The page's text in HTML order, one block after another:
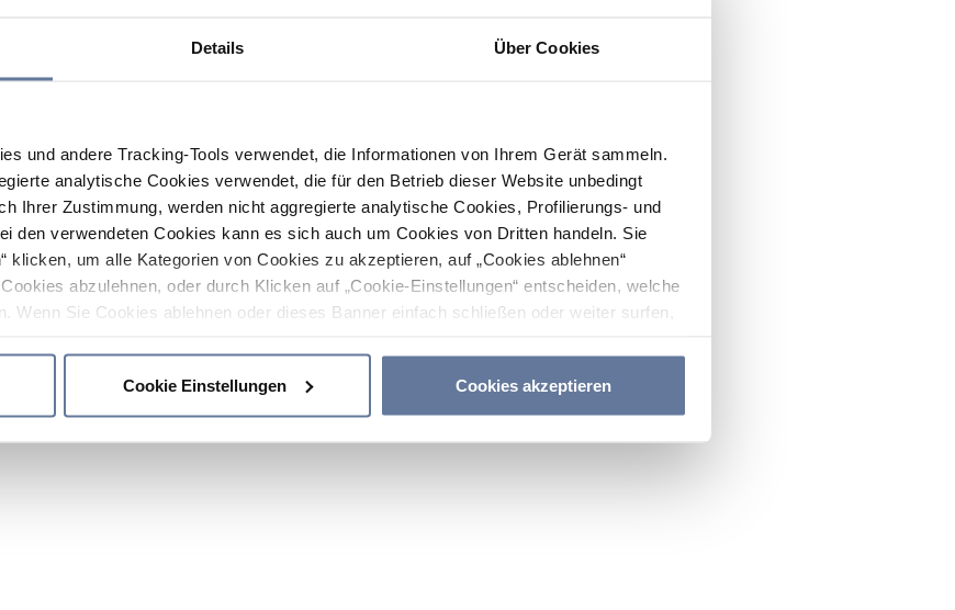
Details Über Cookies
und andere Tracking-Tools verwendet, die Informationen von Ihrem Gerät sammeln.
analytische Cookies verwendet, die für den Betrieb dieser Website unbedingt
Ihrer Zustimmung, werden nicht aggregierte analytische Cookies, Profilierungs- und
den verwendeten Cookies kann es sich auch um Cookies von Dritten handeln. Sie
klicken, um alle Kategorien von Cookies zu akzeptieren, auf „Cookies ablehnen“
abzulehnen, oder durch Klicken auf „Cookie-Einstellungen“ entscheiden, welche
Wenn Sie Cookies ablehnen oder dieses Banner einfach schließen oder weiter surfen,
Cookie Einstellungen Cookies akzeptieren